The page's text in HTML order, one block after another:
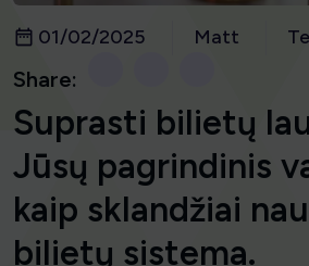
01/02/2025 Matt
Share:
Suprasti bilietų
Jūsų pagrindinis
kaip sklandžiai
bilietų sistema.